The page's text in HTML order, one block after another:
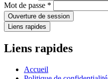
Mot de passe *
Ouverture de session
Liens rapides
Liens rapides
Accueil